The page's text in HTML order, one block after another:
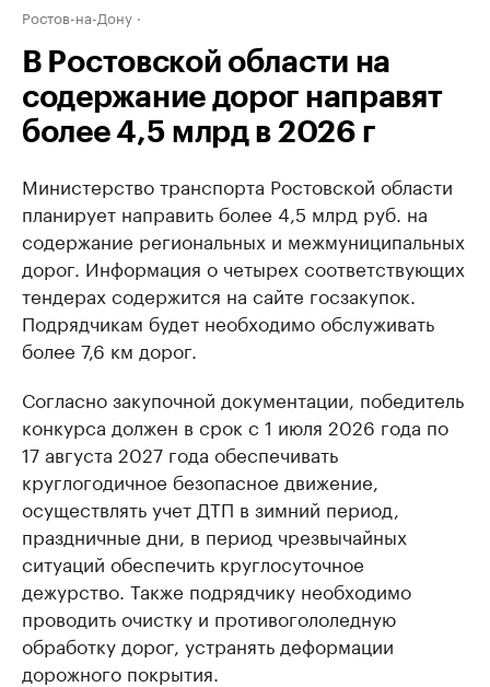
Ростов-на-Дону
В Ростовской области на
содержание дорог направят
более 4,5 млрд в 2026 г
Министерство транспорта Ростовской области
планирует направить более 4,5 млрд руб. на
содержание региональных и межмуниципальных
дорог. Информация о четырех соответствующих
тендерах содержится на сайте госзакупок.
Подрядчикам будет необходимо обслуживать
более 7,6 км дорог.
Согласно закупочной документации, победитель
конкурса должен в срок с 1 июля 2026 года по
17 августа 2027 года обеспечивать
круглогодичное безопасное движение,
осуществлять учет ДТП в зимний период,
праздничные дни, в период чрезвычайных
ситуаций обеспечить круглосуточное
дежурство. Также подрядчику необходимо
проводить очистку и противогололедную
обработку дорог, устранять деформации
дорожного покрытия.